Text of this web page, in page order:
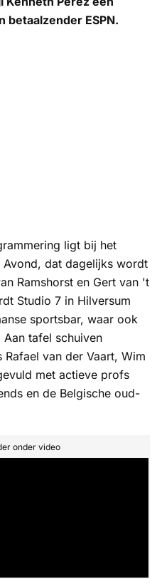
betaalzender ESPN.
ligt bij het
Avond, dat dagelijks wordt
Ramshorst en Gert van 't
Studio 7 in Hilversum
sportsbar, waar ook
tafel schuiven
van der Vaart, Wim
met actieve profs
en de Belgische oud-
onder video